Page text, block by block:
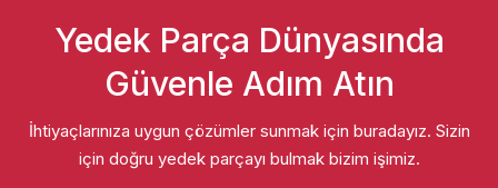
Yedek Parça Dünyasında
Güvenle Adım Atın
İhtiyaçlarınıza uygun çözümler sunmak için buradayız. Sizin
için doğru yedek parçayı bulmak bizim işimiz.